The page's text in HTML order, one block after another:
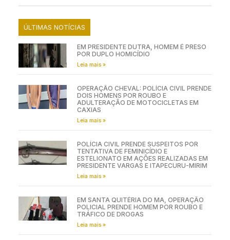
ÚLTIMAS NOTÍCIAS
EM PRESIDENTE DUTRA, HOMEM É PRESO
POR DUPLO HOMICÍDIO
Leia mais »
OPERAÇÃO CHEVAL: POLÍCIA CIVIL PRENDE
DOIS HOMENS POR ROUBO E
ADULTERAÇÃO DE MOTOCICLETAS EM
CAXIAS
Leia mais »
POLÍCIA CIVIL PRENDE SUSPEITOS POR
TENTATIVA DE FEMINICÍDIO E
ESTELIONATO EM AÇÕES REALIZADAS EM
PRESIDENTE VARGAS E ITAPECURU-MIRIM
Leia mais »
EM SANTA QUITÉRIA DO MA, OPERAÇÃO
POLICIAL PRENDE HOMEM POR ROUBO E
TRÁFICO DE DROGAS
Leia mais »